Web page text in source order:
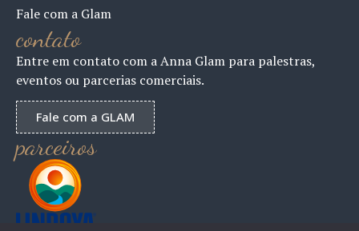
Fale com a Glam
contato
Entre em contato com a Anna Glam para palestras,
eventos ou parcerias comerciais.
Fale com a GLAM
parceiros